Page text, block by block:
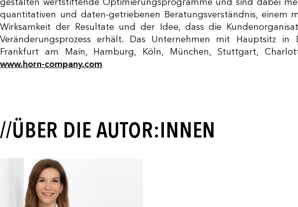
quantitativen und daten-getriebenen Beratungsverständnis, einem
Wirksamkeit der Resultate und der Idee, dass die
Veränderungsprozess erhält. Das Unternehmen mit Hauptsitz
Frankfurt am Main, Hamburg, Köln, München, Stuttgart,
www.horn-company.com
//ÜBER DIE AUTOR:INNEN